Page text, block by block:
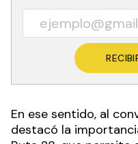
En ese sentido, al
destacó la